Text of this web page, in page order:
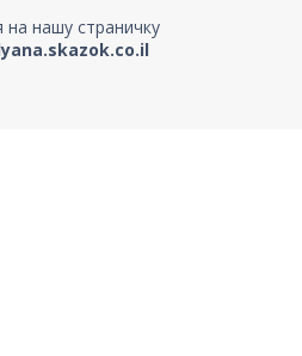
нашу страничку